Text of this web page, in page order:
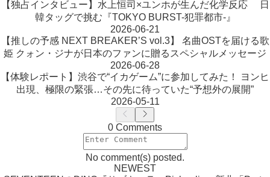
【独占インタビュー】水上恒司×ユンホが生んだ化学反応 日
韓タッグで挑む『TOKYO BURST-犯罪都市-』
2026-06-21
【推しの予感 NEXT BREAKER’S vol.3】 名曲OSTを届ける歌
姫 クォン・ジナが日本のファンに贈るスペシャルメッセージ
2026-06-28
【体験レポート】渋谷で“イカゲーム”に参加してみた！ ヨンヒ
出現、極限の緊張…その先に待っていた“予想外の展開”
2026-05-11
0 Comments
No comment(s) posted.
NEWEST